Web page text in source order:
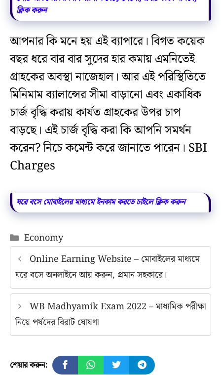
ক্লিক করুন
আপনার কি মনে হয় এই ব্যাপারে। বিগত কয়েক
বছর ধরে বার বার সুদের হার কমায় এমনিতেই
গ্রাহকের অবস্থা নাজেহাল। আর এই পরিস্থিতিতে
মিনিমাম ব্যালান্সের সীমা বাড়ানো এবং একাধিক
চার্জ বৃদ্ধি করায় কার্যত গ্রাহকের উপর চাপ
বাড়ছে। এই চার্জ বৃদ্ধি করা কি আপনি সমর্থন
করেন? নিচে কমেন্ট করে জানাতে পারেন। SBI
Charges
ঘরে বসে মোবাইলের মাধ্যমে ইনকাম করতে চাইলে ক্লিক করুন
Categories
Economy
Online Earning Website – মোবাইলের মাধ্যমে
ঘরে বসে অনলাইনে আয় করুন, প্রমান সহকারে।
WB Madhyamik Exam 2022 – মাধ্যমিক পরীক্ষা
নিয়ে পর্ষদের বিরাট ঘোষণা
শেয়ার করুন: